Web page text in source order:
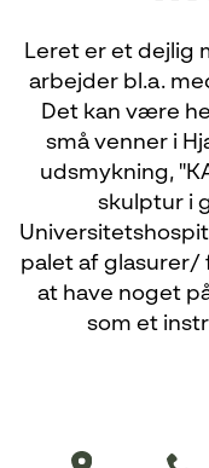
Leret er et dejlig
arbejder bl.a.
Det kan være
små venner i
udsmykning,
skulptur i
palet af glasurer/
at have noget
som et